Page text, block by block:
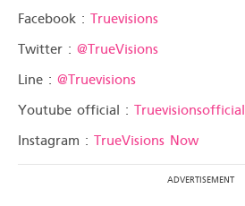
Facebook : Truevisions
Twitter : @TrueVisions
Line : @Truevisions
Youtube official : Truevisionsofficial
Instagram : TrueVisions Now